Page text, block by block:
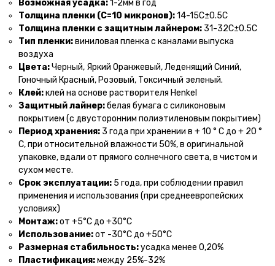
Возможная усадка:1-2мм в год
Толщина пленки (С=10 микронов):14-15С±0.5С
Толщина пленки с защитным лайнером: 31-32С±0.5С
Тип пленки:виниловая пленка с каналами выпуска
воздуха
Цвета:Черный, Яркий Оранжевый, Леденящий Синий,
Гоночный Красный, Розовый, Токсичный зеленый.
Клей:клей на основе растворителя Henkel
Защитный лайнер:белая бумага с силиконовым
покрытием (с двусторонним полиэтиленовым покрытием)
Период хранения: 3 года при хранении в + 10 ° С до + 20 °
С, при относительной влажности 50%, в оригинальной
упаковке, вдали от прямого солнечного света, в чистом и
сухом местe.
Срок эксплуатации: 5 года, при соблюдении правил
применения и использования (при среднеевропейских
условиях)
Монтаж:от +5°С до +30°С
Использование:от -30°С до +50°С
Размерная стабильность:усадка менее 0,20%
Пластификация:между 25%-32%